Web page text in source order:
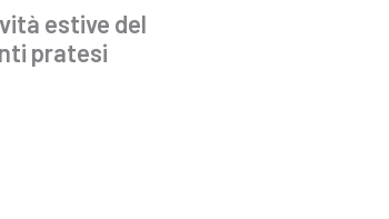
estive del
pratesi